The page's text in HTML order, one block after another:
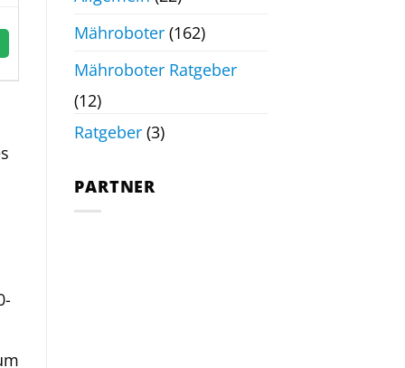
Mähroboter (162)
Mähroboter Ratgeber
(12)
Ratgeber (3)
PARTNER